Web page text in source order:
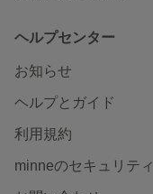
ヘルプセンター
お知らせ
ヘルプとガイド
利用規約
minneのセキュリティ